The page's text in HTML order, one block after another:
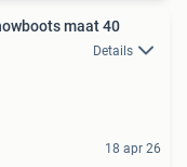
maat 40
Details
18 apr 26